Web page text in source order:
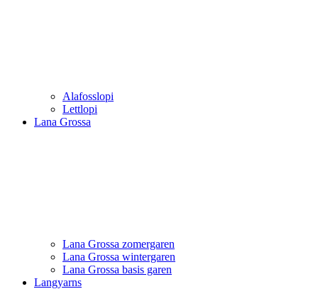
Alafosslopi
Lettlopi
Lana Grossa
Lana Grossa zomergaren
Lana Grossa wintergaren
Lana Grossa basis garen
Langyarns